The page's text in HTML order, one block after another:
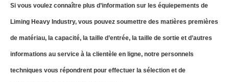
Si vous voulez connaître plus d’information sur les équiepements de
Liming Heavy Industry, vous pouvez soumettre des matières premières
de matériau, la capacité, la taille d’entrée, la taille de sortie et d’autres
informations au service à la clientèle en ligne, notre personnels
techniques vous répondrent pour effectuer la sélection et de